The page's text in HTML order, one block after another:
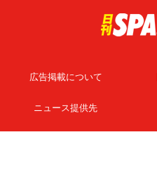
広告掲載について
ニュース提供先